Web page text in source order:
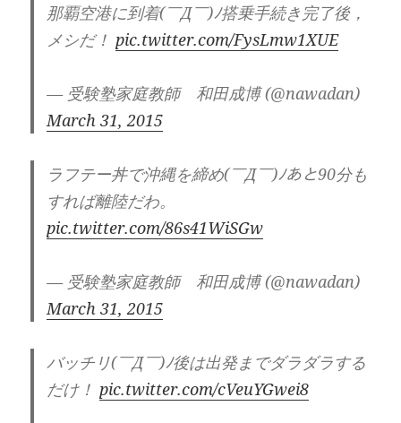
那覇空港に到着(￣Д￣)ﾉ搭乗手続き完了後，
メシだ！ pic.twitter.com/FysLmw1XUE
— 受験塾家庭教師 和田成博 (@nawadan)
March 31, 2015
ラフテー丼で沖縄を締め(￣Д￣)ﾉあと90分も
すれば離陸だわ。
pic.twitter.com/86s41WiSGw
— 受験塾家庭教師 和田成博 (@nawadan)
March 31, 2015
バッチリ(￣Д￣)ﾉ後は出発までダラダラする
だけ！ pic.twitter.com/cVeuYGwei8